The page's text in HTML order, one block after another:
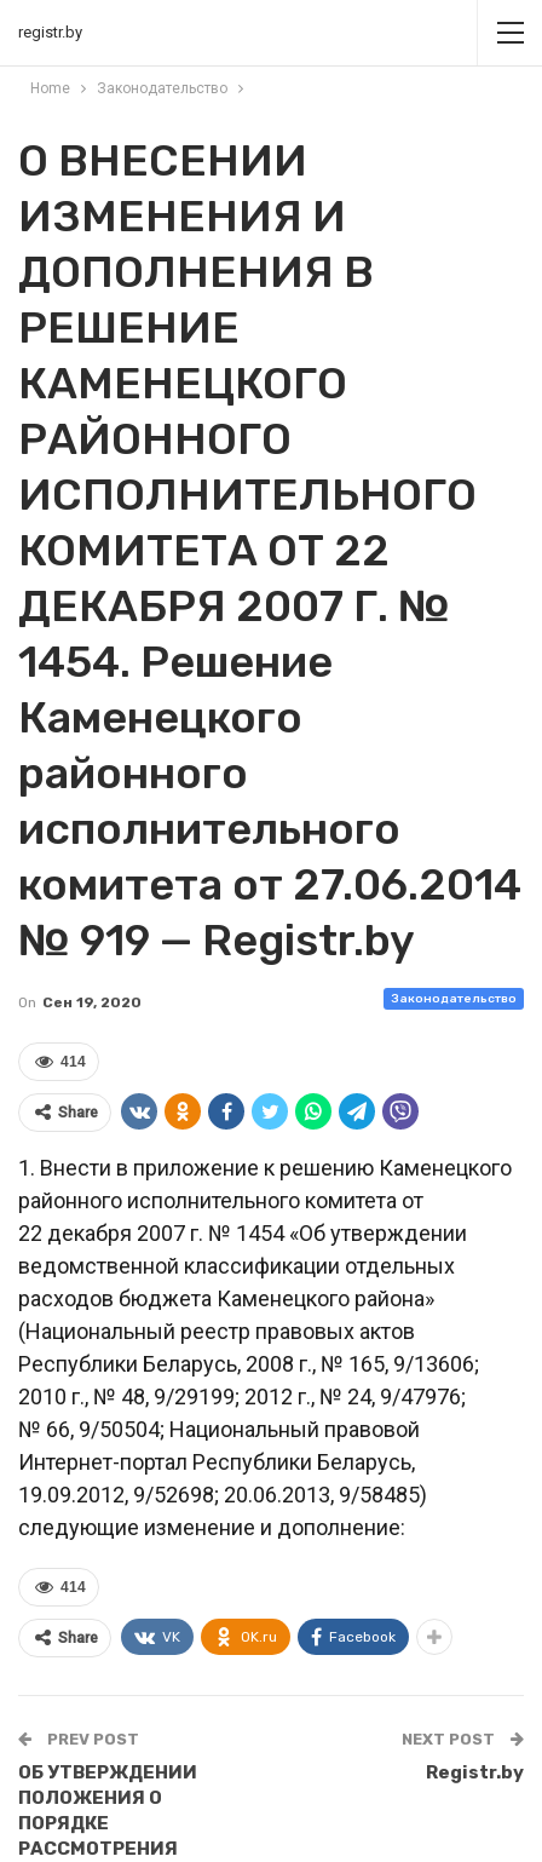
registr.by
Home Законодательство
О ВНЕСЕНИИ
ИЗМЕНЕНИЯ И
ДОПОЛНЕНИЯ В
РЕШЕНИЕ
КАМЕНЕЦКОГО
РАЙОННОГО
ИСПОЛНИТЕЛЬНОГО
КОМИТЕТА ОТ 22
ДЕКАБРЯ 2007 Г. №
1454. Решение
Каменецкого
районного
исполнительного
комитета от 27.06.2014
№ 919 — Registr.by
Законодательство
On Сен 19, 2020
414
Share
1. Внести в приложение к решению Каменецкого
районного исполнительного комитета от
22 декабря 2007 г. № 1454 «Об утверждении
ведомственной классификации отдельных
расходов бюджета Каменецкого района»
(Национальный реестр правовых актов
Республики Беларусь, 2008 г., № 165, 9/13606;
2010 г., № 48, 9/29199; 2012 г., № 24, 9/47976;
№ 66, 9/50504; Национальный правовой
Интернет-портал Республики Беларусь,
19.09.2012, 9/52698; 20.06.2013, 9/58485)
следующие изменение и дополнение:
414
Share VK OK.ru Facebook
PREV POST
ОБ УТВЕРЖДЕНИИ
ПОЛОЖЕНИЯ О
ПОРЯДКЕ
РАССМОТРЕНИЯ
NEXT POST
Registr.by